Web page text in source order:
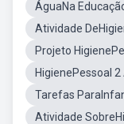
ÁguaNa
Atividade
Projeto
HigienePessoal 2
Tarefas
Atividade